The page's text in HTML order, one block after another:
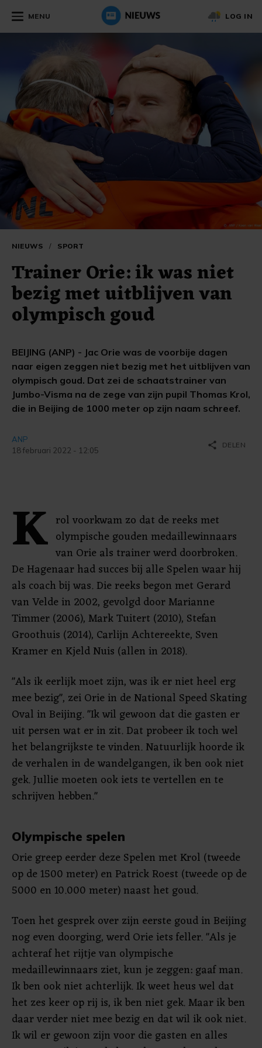
MENU LOG IN
NIEUWS / SPORT
Trainer Orie: ik was niet
bezig met uitblijven van
olympisch goud
BEIJING (ANP) - Jac Orie was de voorbije dagen
naar eigen zeggen niet bezig met het uitblijven van
olympisch goud. Dat zei de schaatstrainer van
Jumbo-Visma na de zege van zijn pupil Thomas Krol,
die in Beijing de 1000 meter op zijn naam schreef.
ANP
18 februari 2022 - 12:05
share DELEN
K rol voorkwam zo dat de reeks met
olympische gouden medaillewinnaars
van Orie als trainer werd doorbroken.
De Hagenaar had succes bij alle Spelen waar hij
als coach bij was. Die reeks begon met Gerard
van Velde in 2002, gevolgd door Marianne
Timmer (2006), Mark Tuitert (2010), Stefan
Groothuis (2014), Carlijn Achtereekte, Sven
Kramer en Kjeld Nuis (allen in 2018).
"Als ik eerlijk moet zijn, was ik er niet heel erg
mee bezig", zei Orie in de National Speed Skating
Oval in Beijing. "Ik wil gewoon dat die gasten er
uit persen wat er in zit. Dat probeer ik toch wel
het belangrijkste te vinden. Natuurlijk hoorde ik
de verhalen in de wandelgangen, ik ben ook niet
gek. Jullie moeten ook iets te vertellen en te
schrijven hebben."
Olympische spelen
Orie greep eerder deze Spelen met Krol (tweede
op de 1500 meter) en Patrick Roest (tweede op de
5000 en 10.000 meter) naast het goud.
Toen het gesprek over zijn eerste goud in Beijing
nog even doorging, werd Orie iets feller. "Als je
achteraf het rijtje van olympische
medaillewinnaars ziet, kun je zeggen: gaaf man.
Ik ben ook niet achterlijk. Ik weet heus wel dat
het zes keer op rij is, ik ben niet gek. Maar ik ben
daar verder niet mee bezig en dat wil ik ook niet.
Ik wil er gewoon zijn voor die gasten en alles